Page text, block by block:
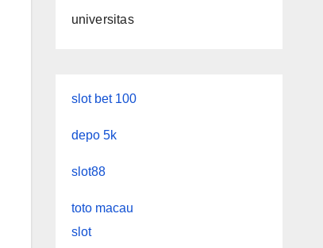
universitas
slot bet 100
depo 5k
slot88
toto macau
slot